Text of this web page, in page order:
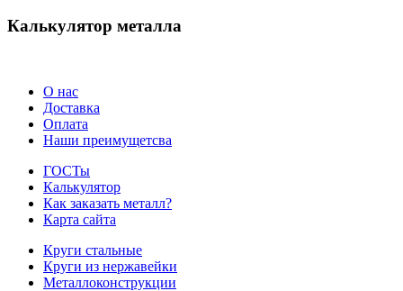
Калькулятор металла
О нас
Доставка
Оплата
Наши преимущетсва
ГОСТы
Калькулятор
Как заказать металл?
Карта сайта
Круги стальные
Круги из нержавейки
Металлоконструкции